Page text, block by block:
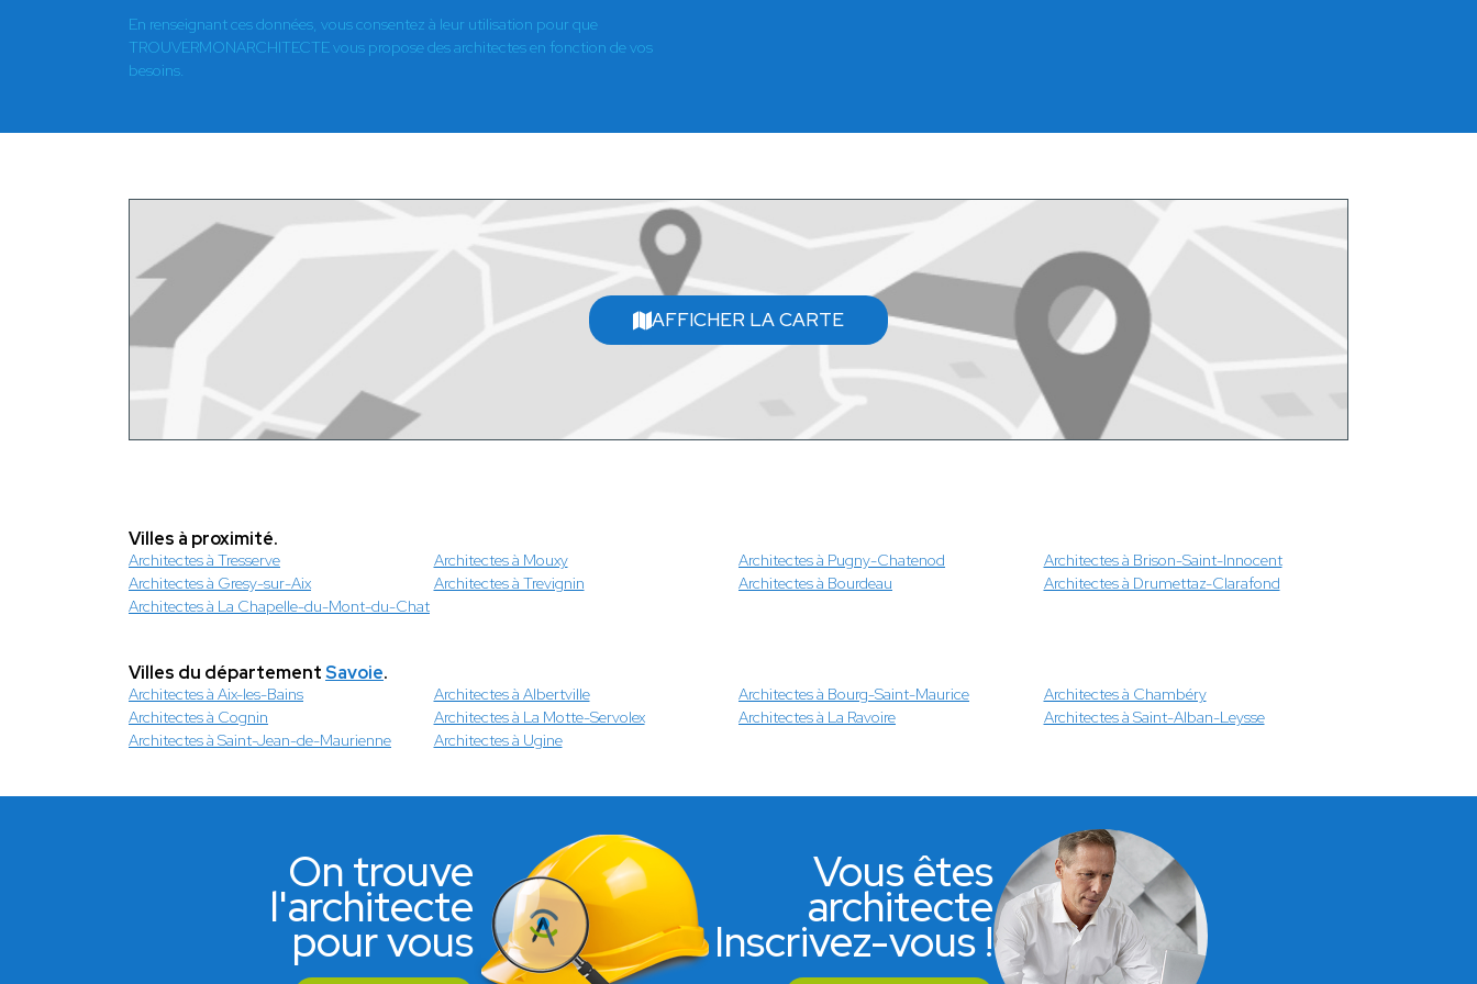
En renseignant ces données, vous consentez à leur utilisation pour que
TROUVERMONARCHITECTE vous propose des architectes en fonction de vos
besoins.
AFFICHER LA CARTE
Villes à proximité.
Architectes à Tresserve Architectes à Mouxy Architectes à Pugny-Chatenod
Architectes à Brison-Saint-Innocent
Architectes à Gresy-sur-Aix
Architectes à Trevignin Architectes à Bourdeau
Architectes à Drumettaz-Clarafond
Architectes à La Chapelle-du-Mont-du-Chat
Villes du départementSavoie.
Architectes à Aix-les-Bains Architectes à Albertville Architectes à Bourg-Saint-Maurice
Architectes à Chambéry
Architectes à Cognin
Architectes à La Motte-Servolex Architectes à La Ravoire
Architectes à Saint-Alban-Leysse
Architectes à Saint-Jean-de-Maurienne
Architectes à Ugine
On trouve
l'architecte
pour vous
Vous êtes
architecte
Inscrivez-vous !